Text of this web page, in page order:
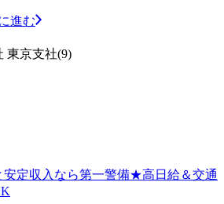
進む
東京支社(9)
安定収入なら第一警備★高日給＆交通